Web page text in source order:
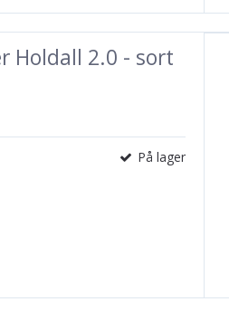
Holdall 2.0 - sort
På lager